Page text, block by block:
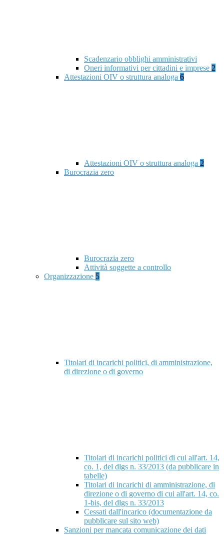
Scadenzario obblighi amministrativi
Oneri informativi per cittadini e imprese 2
Attestazioni OIV o struttura analoga 6
Attestazioni OIV o struttura analoga 2
Burocrazia zero
Burocrazia zero
Attività soggette a controllo
Organizzazione 5
Titolari di incarichi politici, di amministrazione,
di direzione o di governo
Titolari di incarichi politici di cui all'art. 14,
co. 1, del dlgs n. 33/2013 (da pubblicare in
tabelle)
Titolari di incarichi di amministrazione, di
direzione o di governo di cui all'art. 14, co.
1-bis, del dlgs n. 33/2013
Cessati dall'incarico (documentazione da
pubblicare sul sito web)
Sanzioni per mancata comunicazione dei dati